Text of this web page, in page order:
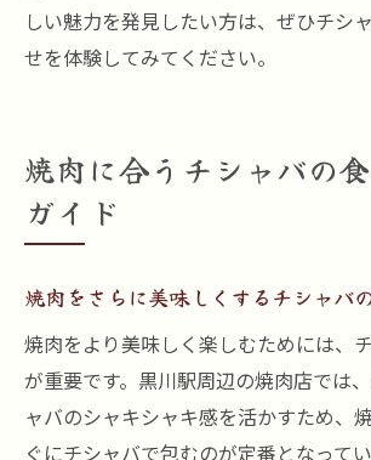
しい魅力を発見したい方は、ぜひチシ
せを体験してみてください。
焼肉に合うチシャバの
ガイド
焼肉をさらに美味しくするチシャバ
焼肉をより美味しく楽しむためには、
が重要です。黒川駅周辺の焼肉店では
ャバのシャキシャキ感を活かすため、
ぐにチシャバで包むのが定番となって